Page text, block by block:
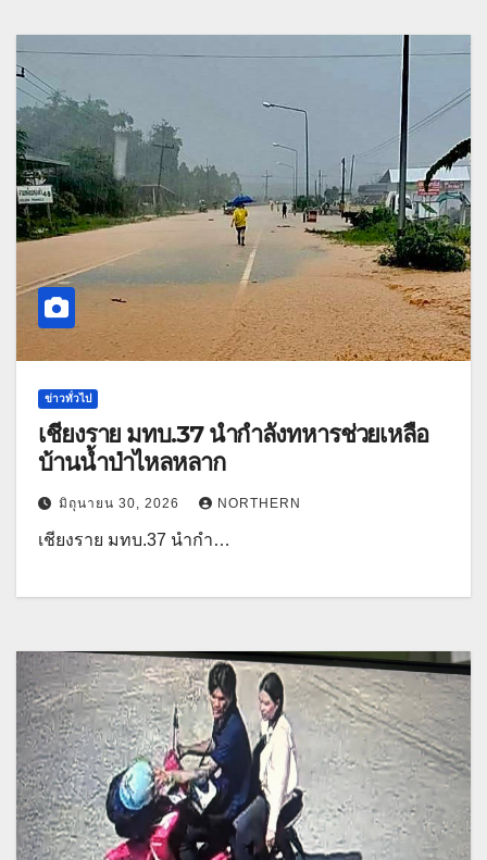
ข่าวทั่วไป
เชียงราย มทบ.37 นำกำลังทหารช่วยเหลือ
บ้านน้ำป่าไหลหลาก
มิถุนายน 30, 2026 NORTHERN
เชียงราย มทบ.37 นำกำ…